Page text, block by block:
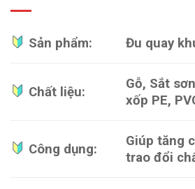
Sản phẩm: Đu quay
Chất liệu:
Gỗ, Sắt
xốp PE,
Công dụng:
Giúp tăng
trao đổi